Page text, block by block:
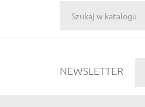
NEWSLETTER